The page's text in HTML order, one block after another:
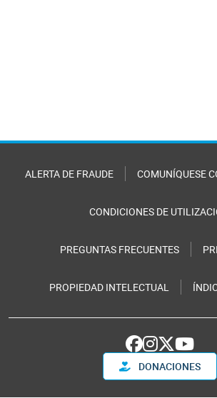
ALERTA DE FRAUDE COMUNÍQUESE
CONDICIONES DE
PREGUNTAS FRECUENTES
PROPIEDAD INTELECTUAL
DONACIONES